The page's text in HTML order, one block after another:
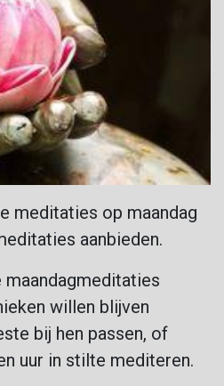
meditaties op maandag
aanbieden.
willen blijven
bij hen passen, of
uur in stilte mediteren.